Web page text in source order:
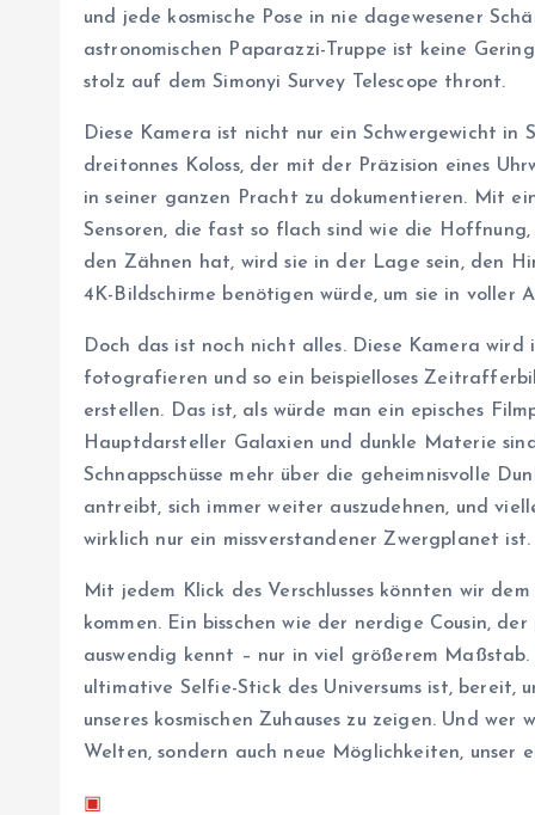
und jede kosmische Pose in nie dagewesener
astronomischen Paparazzi-Truppe ist keine
stolz auf dem Simonyi Survey Telescope thront.
Diese Kamera ist nicht nur ein Schwergewicht in
dreitonnes Koloss, der mit der Präzision eines
in seiner ganzen Pracht zu dokumentieren. Mit
Sensoren, die fast so flach sind wie die
den Zähnen hat, wird sie in der Lage sein, den
4K-Bildschirme benötigen würde, um sie in voller
Doch das ist noch nicht alles. Diese Kamera
fotografieren und so ein beispielloses
erstellen. Das ist, als würde man ein episches
Hauptdarsteller Galaxien und dunkle Materie
Schnappschüsse mehr über die geheimnisvolle
antreibt, sich immer weiter auszudehnen, und
wirklich nur ein missverstandener Zwergplanet ist.
Mit jedem Klick des Verschlusses könnten wir
kommen. Ein bisschen wie der nerdige Cousin,
auswendig kennt – nur in viel größerem
ultimative Selfie-Stick des Universums ist, bereit,
unseres kosmischen Zuhauses zu zeigen. Und
Welten, sondern auch neue Möglichkeiten, unser
▣